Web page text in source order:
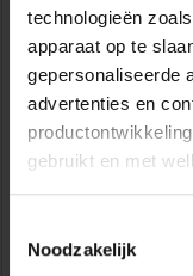
technologieën
apparaat op te
gepersonaliseerde
advertenties en
gebruikt en met
Informatie
Noodzakelijk
4-sterren hotel in
vanaf
1029